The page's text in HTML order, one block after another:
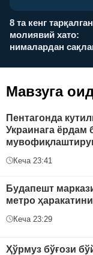
8 та кенг тарқалган
молиявий хато:
нималардан
Мавзуга
Пентагонда
Украинага ёрдам
Кеча 23:41
Будапешт
метро
Кеча 23:29
Ҳўрмуз бўғози